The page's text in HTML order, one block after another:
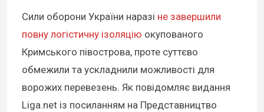
Сили оборони України наразі не завершили
повну логістичну ізоляцію окупованого
Кримського півострова, проте суттєво
обмежили та ускладнили можливості для
ворожих перевезень. Як повідомляє видання
Liga.net із посиланням на Представництво